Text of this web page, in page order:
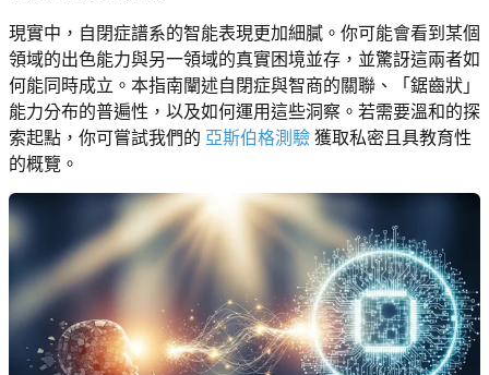
現實中，自閉症譜系的智能表現更加細膩。你可能會看到某個
領域的出色能力與另一領域的真實困境並存，並驚訝這兩者如
何能同時成立。本指南闡述自閉症與智商的關聯、「鋸齒狀」
能力分布的普遍性，以及如何運用這些洞察。若需要溫和的探
索起點，你可嘗試我們的 亞斯伯格測驗 獲取私密且具教育性
的概覽。